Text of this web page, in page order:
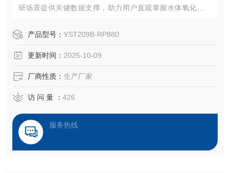
研场景提供关键数据支撑，助力用户直观掌握水体氧化还原
科技有限公司打造的该设备，依托传感器技术与物联网融合
配多领域实际应用需求。
产品型号： YST209B-RP880
更新时间： 2025-10-09
厂商性质： 生产厂家
访 问 量 ： 426
服务热线